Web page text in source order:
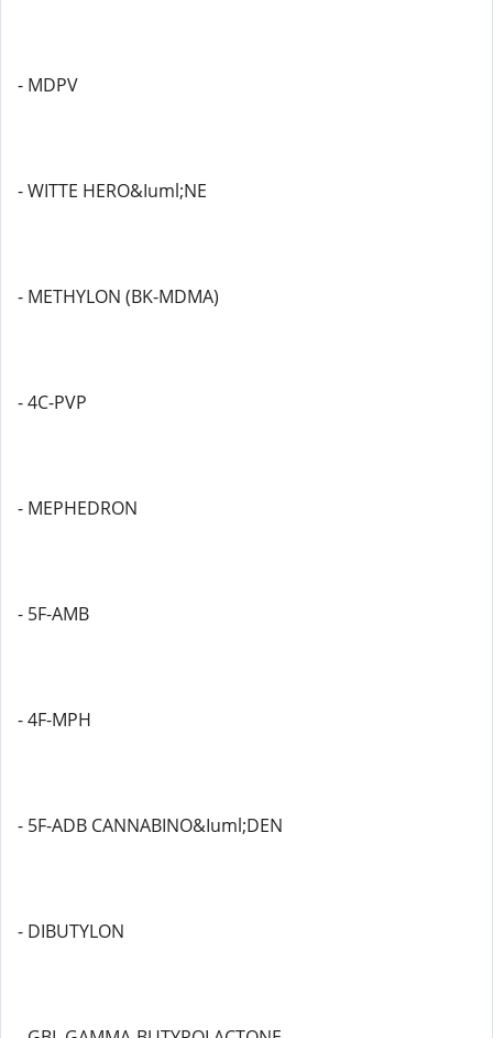
- MDPV
- WITTE HERO&Iuml;NE
- METHYLON (BK-MDMA)
- 4C-PVP
- MEPHEDRON
- 5F-AMB
- 4F-MPH
- 5F-ADB CANNABINO&Iuml;DEN
- DIBUTYLON